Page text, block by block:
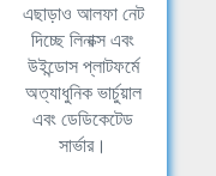
এছাড়াও আলফা নেট
দিচ্ছে লিনাক্স এবং
উইন্ডোস প্লাটফর্মে
অত্যাধুনিক ভার্চুয়াল
এবং ডেডিকেটেড
সার্ভার।